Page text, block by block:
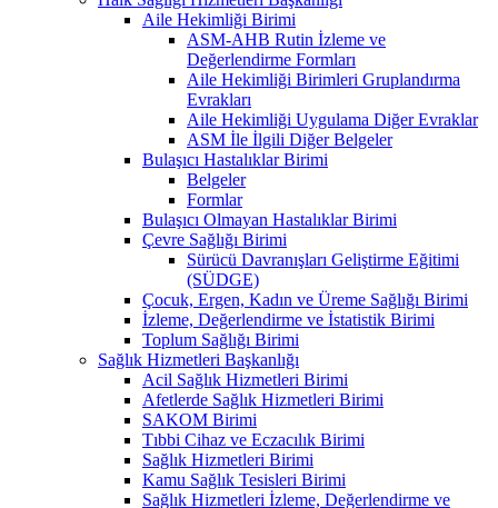
Aile Hekimliği Birimi
ASM-AHB Rutin İzleme ve
Değerlendirme Formları
Aile Hekimliği Birimleri Gruplandırma
Evrakları
Aile Hekimliği Uygulama Diğer Evraklar
ASM İle İlgili Diğer Belgeler
Bulaşıcı Hastalıklar Birimi
Belgeler
Formlar
Bulaşıcı Olmayan Hastalıklar Birimi
Çevre Sağlığı Birimi
Sürücü Davranışları Geliştirme Eğitimi
(SÜDGE)
Çocuk, Ergen, Kadın ve Üreme Sağlığı Birimi
İzleme, Değerlendirme ve İstatistik Birimi
Toplum Sağlığı Birimi
Sağlık Hizmetleri Başkanlığı
Acil Sağlık Hizmetleri Birimi
Afetlerde Sağlık Hizmetleri Birimi
SAKOM Birimi
Tıbbi Cihaz ve Eczacılık Birimi
Sağlık Hizmetleri Birimi
Kamu Sağlık Tesisleri Birimi
Sağlık Hizmetleri İzleme, Değerlendirme ve